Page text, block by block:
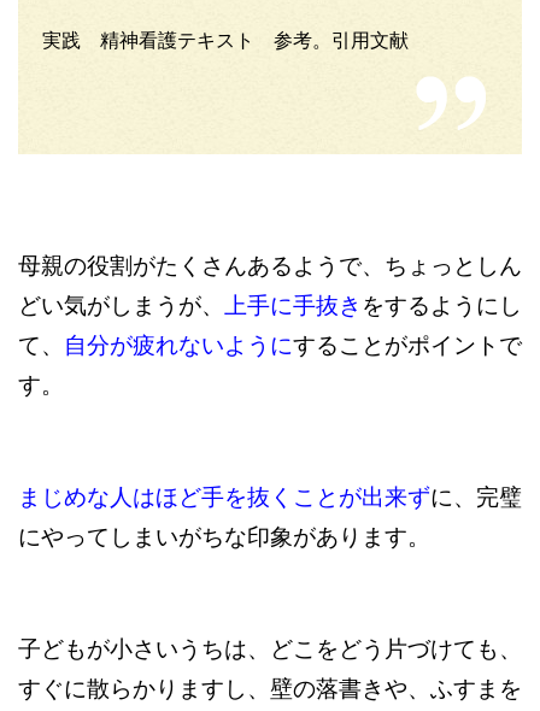
実践 精神看護テキスト 参考。引用文献
母親の役割がたくさんあるようで、ちょっとしん
どい気がしまうが、
上手に手抜き をするようにし
て、 自分が疲れないようにすることがポイントで
す。
まじめな人はほど手を抜くことが出来ずに、完璧
にやってしまいがちな印象があります。
子どもが小さいうちは、どこをどう片づけても、
すぐに散らかりますし、壁の落書きや、ふすまを